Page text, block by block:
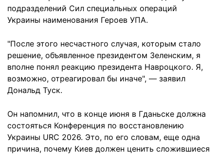
подразделений Сил специальных операций
Украины наименования Героев УПА.
"После этого несчастного случая, которым стало
решение, объявленное президентом Зеленским, я
вполне понял реакцию президента Навроцкого. Я,
возможно, отреагировал бы иначе", — заявил
Дональд Туск.
Он напомнил, что в конце июня в Гданьске должна
состояться Конференция по восстановлению
Украины URC 2026. Это, по его словам, еще одна
причина, почему Киев должен ценить сложившиеся